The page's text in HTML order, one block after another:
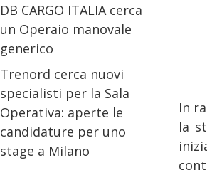
DB CARGO ITALIA cerca
un Operaio manovale
generico
Trenord cerca nuovi
specialisti per la Sala
Operativa: aperte le
candidature per uno
stage a Milano
In
la